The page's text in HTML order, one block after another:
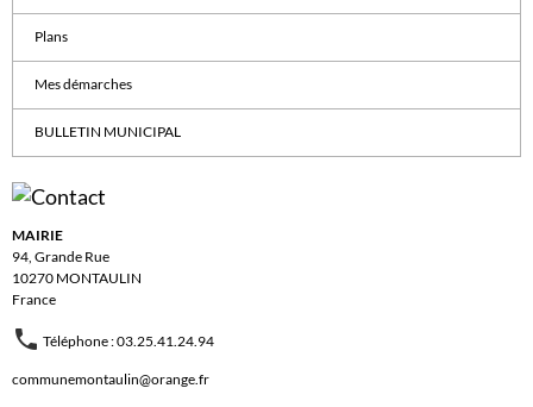
Plans
Mes démarches
BULLETIN MUNICIPAL
MAIRIE
94, Grande Rue
10270 MONTAULIN
France
Téléphone : 03.25.41.24.94
communemontaulin@orange.fr